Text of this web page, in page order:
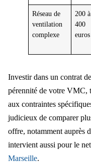
Réseau de
ventilation
complexe
200 à
400
euros
Investir dans un contrat
pérennité de votre VMC,
aux contraintes
judicieux de comparer
offre, notamment auprès
intervient aussi pour le
Marseille.